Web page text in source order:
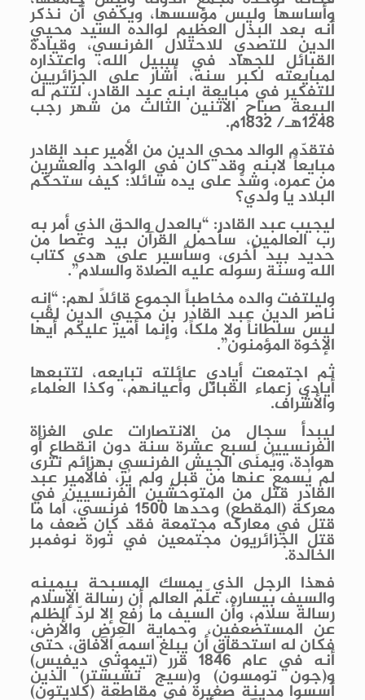
وأساسها وليس مؤسسها، ويكفي أن نذكر
أنه بعد البذل العظيم لوالده السيد محيي
الدين للتصدي للاحتلال الفرنسي، وقيادة
القبائل للجهاد في سبيل الله، واعتذاره
لمبايعته لكبر سنه، أشار على الجزائريين
للتفكير في مبايعة ابنه عبد القادر، لتتم له
البيعة صباح الاثنين الثالث من شهر رجب
1248هـ/ 1832م.
فتقدّم الوالد محي الدين من الأمير عبد القادر
مبايعاً لابنه وقد كان في الواحد والعشرين
من عمره، وشدّ على يده سائلاً: كيف ستحكم
البلاد يا ولدي؟
ليجيب عبد القادر: “بالعدل والحق الذي أمر به
رب العالمين، سأحمل القرآن بيد وعصا من
حديد بيد أخرى، وسأسير على هدى كتاب
الله وسنة رسوله عليه الصلاة والسلام”.
وليلتفت والده مخاطباً الجموع قائلاً لهم: “إنه
ناصر الدين عبد القادر بن محيي الدين لقب
ليس سلطاناً ولا ملكاً، وإنما أمير عليكم أيها
الإخوة المؤمنون”.
ثم اجتمعت أيادي عائلته تبايعه، لتتبعها
أيادي زعماء القبائل وأعيانهم، وكذا العلماء
والأشراف.
ليبدأ سجال من الانتصارات على الغزاة
الفرنسيين لسبع عشرة سنة دون انقطاع أو
هوادة، ويُمنَى الجيش الفرنسي بهزائم تترى
لم يُسمع عنها من قبل ولم يُرَ، فالأمير عبد
القادر قتل من المتوحشين الفرنسيين في
معركة (المقطع) وحدها 1500 فرنسي، أما ما
قتل في معاركه مجتمعة فقد كان ضعف ما
قتل الجزائريون مجتمعين في ثورة نوفمبر
الخالدة.
فهذا الرجل الذي يمسك المسبحة بيمينه
والسيف بيساره، علّم العالم أن رسالة الإسلام
رسالة سلام، وأن السيف ما رُفع إلا لردّ الظلم
عن المستضعفين، وحماية العِرض والأرض،
فكان له استحقاق أن يبلغ اسمه الآفاق، حتى
أنه في عام 1846 قرر (تيموثي ديفيس)
و(جون تومسون) و(سيج تشيستر) الذين
أسسوا مدينة صغيرة في مقاطعة (كلايتون)